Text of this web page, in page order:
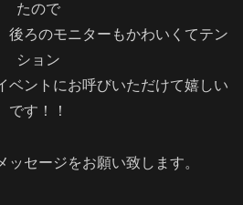
たので
後ろのモニターもかわいくてテン
ション
ベントにお呼びいただけて嬉しい
です！！
ッセージをお願い致します。